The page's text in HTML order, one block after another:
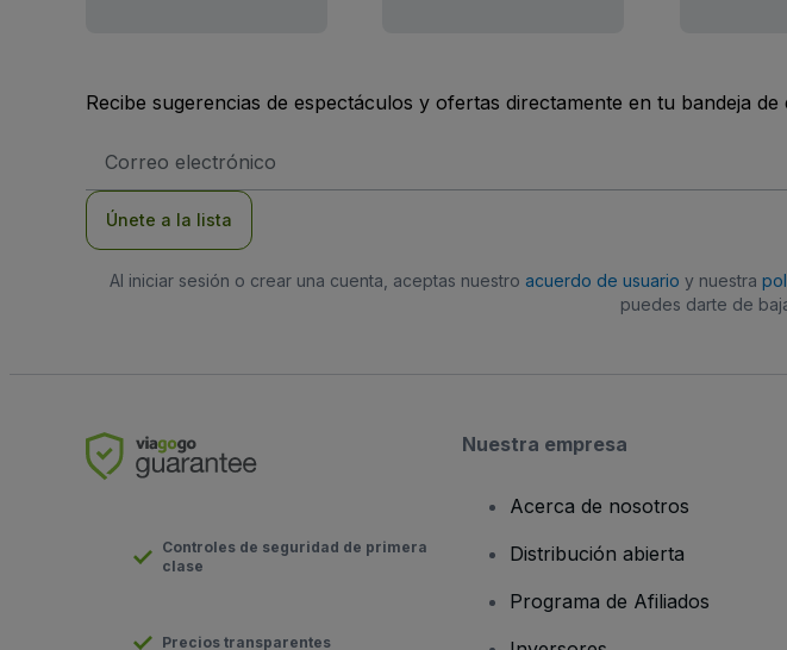
Recibe sugerencias de espectáculos y ofertas directamente en tu bandeja de
de
Únete a la lista
Al iniciar sesión o crear una cuenta, aceptas nuestro acuerdo de usuario y nuestra
puedes darte de
Controles de seguridad de primera
clase
Precios transparentes
Nuestra empresa
Acerca de nosotros
Distribución abierta
Programa de Afiliados